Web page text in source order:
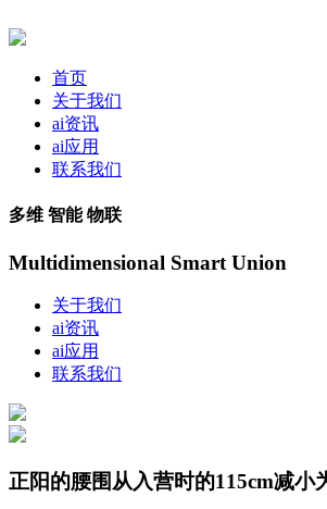
首页
关于我们
ai资讯
ai应用
联系我们
多维 智能 物联
Multidimensional Smart Union
关于我们
ai资讯
ai应用
联系我们
正阳的腰围从入营时的115cm减小